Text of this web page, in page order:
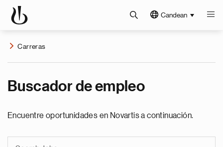
Candean
Carreras
Buscador de empleo
Encuentre oportunidades en Novartis a continuación.